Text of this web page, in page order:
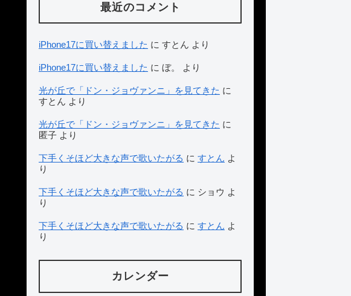
最近のコメント
iPhone17に買い替えました に すとん より
iPhone17に買い替えました に ぼ。 より
光が丘で「ドン・ジョヴァンニ」を見てきた に
すとん より
光が丘で「ドン・ジョヴァンニ」を見てきた に
匿子 より
下手くそほど大きな声で歌いたがる に すとん よ
り
下手くそほど大きな声で歌いたがる に ショウ よ
り
下手くそほど大きな声で歌いたがる に すとん よ
り
カレンダー